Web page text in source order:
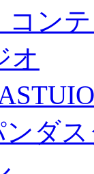
コン
オ
ンダ